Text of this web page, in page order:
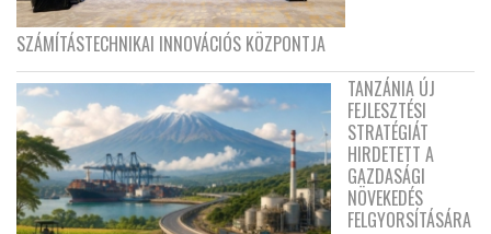
SZÁMÍTÁSTECHNIKAI INNOVÁCIÓS KÖZPONTJA
TANZÁNIA ÚJ
FEJLESZTÉSI
STRATÉGIÁT
HIRDETETT A
GAZDASÁGI
NÖVEKEDÉS
FELGYORSÍTÁSÁRA